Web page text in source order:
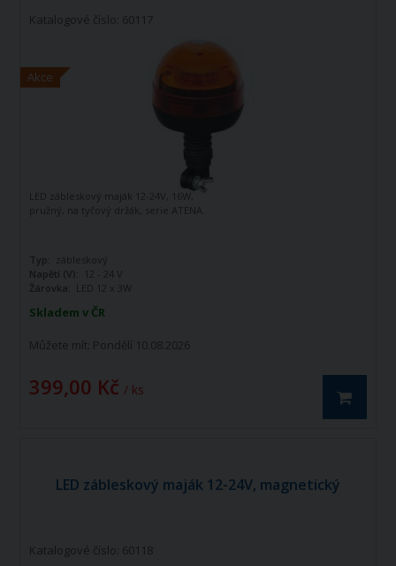
Akce
Katalogové číslo: 60117
Skladem v ČR
Můžete mít: Pondělí 10.08.2026
399,00 Kč / ks
LED zábleskový maják 12-24V, 16W,
pružný, na tyčový držák, serie ATENA.
Typ: zábleskový
Napětí (V):
12 - 24 V
Žárovka: LED 12 x 3W
LED zábleskový maják 12-24V, magnetický
Katalogové číslo: 60118